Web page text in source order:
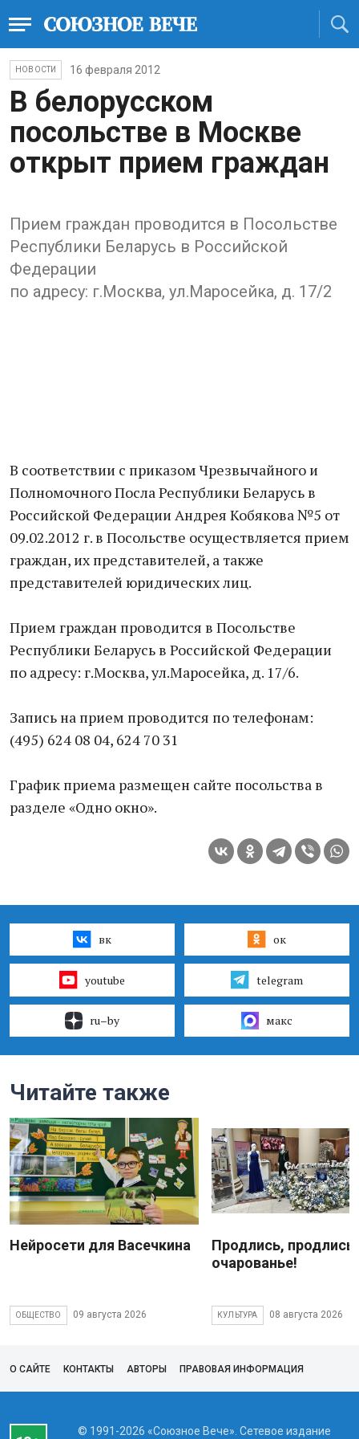
НОВОСТИ 16 февраля 2012
В белорусском
посольстве в Москве
открыт прием граждан
Прием граждан проводится в Посольстве
Республики Беларусь в Российской
Федерации
по адресу: г.Москва, ул.Маросейка, д. 17/2
В соответствии с приказом Чрезвычайного и
Полномочного Посла Республики Беларусь в
Российской Федерации Андрея Кобякова №5 от
09.02.2012 г. в Посольстве осуществляется прием
граждан, их представителей, а также
представителей юридических лиц.
Прием граждан проводится в Посольстве
Республики Беларусь в Российской Федерации
по адресу: г.Москва, ул.Маросейка, д. 17/6.
Запись на прием проводится по телефонам:
(495) 624 08 04, 624 70 31
График приема размещен сайте посольства в
разделе «Одно окно».
вк ок
youtube telegram
ru–by макс
Читайте также
Нейросети для Васечкина
ОБЩЕСТВО 09 августа 2026
Продлись, продлись
очарованье!
КУЛЬТУРА 08 августа 2026
О САЙТЕ КОНТАКТЫ АВТОРЫ ПРАВОВАЯ ИНФОРМАЦИЯ
© 1991-2026 «Союзное Вече». Сетевое издание